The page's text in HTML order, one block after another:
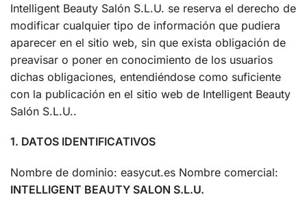
Intelligent Beauty Salón S.L.U. se reserva el derecho de
modificar cualquier tipo de información que pudiera
aparecer en el sitio web, sin que exista obligación de
preavisar o poner en conocimiento de los usuarios
dichas obligaciones, entendiéndose como suficiente
con la publicación en el sitio web de Intelligent Beauty
Salón S.L.U..
1. DATOS IDENTIFICATIVOS
Nombre de dominio: easycut.es Nombre comercial:
INTELLIGENT BEAUTY SALON S.L.U.